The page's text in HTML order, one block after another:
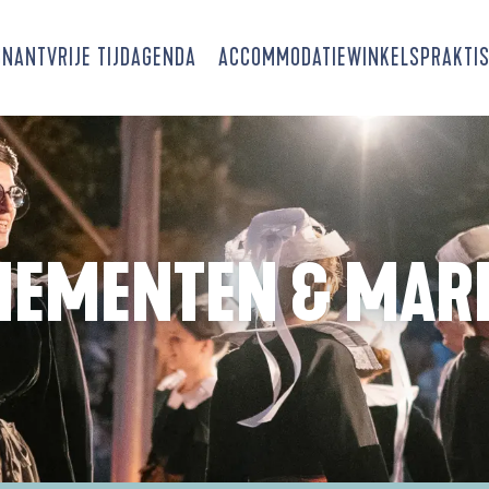
VRIJE TIJDAGENDA ACCOMMODATIEWINKELS
&